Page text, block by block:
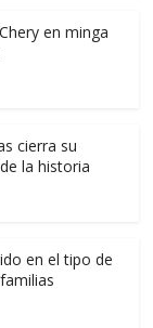
en minga
cierra su
la historia
en el tipo de